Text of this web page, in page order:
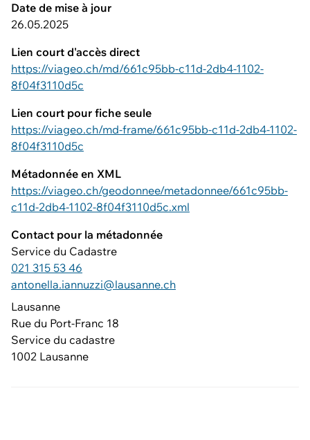
Date de mise à jour
26.05.2025
Lien court d'accès direct
https://viageo.ch/md/661c95bb-c11d-2db4-1102-
8f04f3110d5c
Lien court pour fiche seule
https://viageo.ch/md-frame/661c95bb-c11d-2db4-1102-
8f04f3110d5c
Métadonnée en XML
https://viageo.ch/geodonnee/metadonnee/661c95bb-
c11d-2db4-1102-8f04f3110d5c.xml
Contact pour la métadonnée
Service du Cadastre
021 315 53 46
antonella.iannuzzi@lausanne.ch
Lausanne
Rue du Port-Franc 18
Service du cadastre
1002 Lausanne